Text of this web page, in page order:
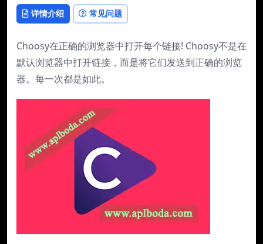
详情介绍 常见问题
Choosy在正确的浏览器中打开每个链接! Choosy不是在
默认浏览器中打开链接，而是将它们发送到正确的浏览
器。每一次都是如此。